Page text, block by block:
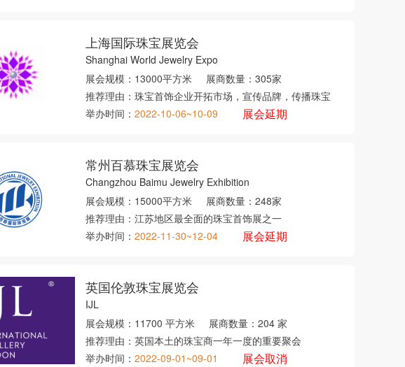
上海国际珠宝展览会
Shanghai World Jewelry Expo
展会规模： 13000平方米 展商数量： 305家
推荐理由： 珠宝首饰企业开拓市场，宣传品牌，传播珠宝
举办时间： 2022-10-06~10-09 展会延期
常州百慕珠宝展览会
Changzhou Baimu Jewelry Exhibition
展会规模： 15000平方米 展商数量： 248家
推荐理由： 江苏地区最全面的珠宝首饰展之一
举办时间： 2022-11-30~12-04 展会延期
英国伦敦珠宝展览会
IJL
展会规模： 11700 平方米 展商数量： 204 家
推荐理由： 英国本土的珠宝商一年一度的重要聚会
举办时间： 2022-09-01~09-01 展会取消